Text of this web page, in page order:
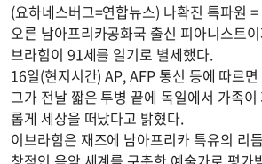
(요하네스버그=연합뉴스) 나확진 특파원
오른 남아프리카공화국 출신 피아니스트
브라힘이 91세를 일기로 별세했다.
16일(현지시간) AP, AFP 통신 등에 따르
그가 전날 짧은 투병 끝에 독일에서 가족
롭게 세상을 떠났다고 밝혔다.
이브라힘은 재즈에 남아프리카 특유의 리